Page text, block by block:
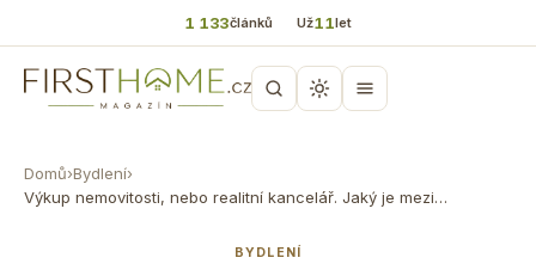
1 133článků Už11let
Domů›Bydlení›
Výkup nemovitosti, nebo realitní kancelář. Jaký je mezi…
BYDLENÍ